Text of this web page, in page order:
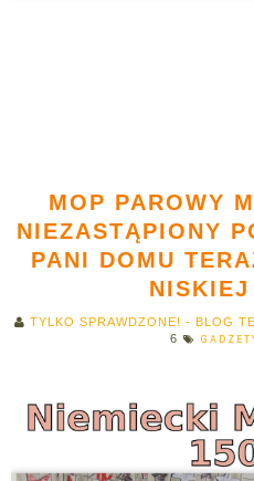
MOP PAROWY
NIEZASTĄPIONY
PANI DOMU
NISKIEJ
TYLKO SPRAWDZONE! - BLOG
6